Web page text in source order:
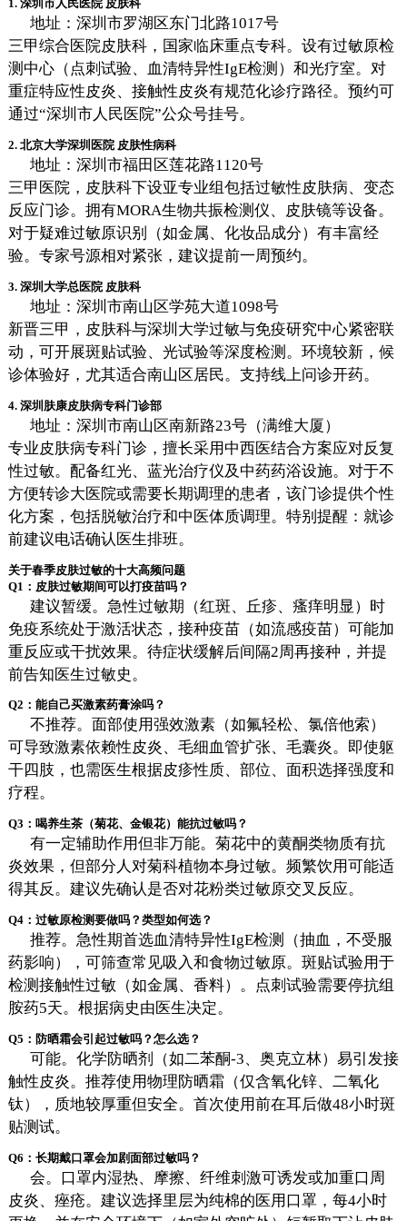
1. 深圳市人民医院 皮肤科
地址：深圳市罗湖区东门北路1017号
三甲综合医院皮肤科，国家临床重点专科。设有过敏原检
测中心（点刺试验、血清特异性IgE检测）和光疗室。对
重症特应性皮炎、接触性皮炎有规范化诊疗路径。预约可
通过“深圳市人民医院”公众号挂号。
2. 北京大学深圳医院 皮肤性病科
地址：深圳市福田区莲花路1120号
三甲医院，皮肤科下设亚专业组包括过敏性皮肤病、变态
反应门诊。拥有MORA生物共振检测仪、皮肤镜等设备。
对于疑难过敏原识别（如金属、化妆品成分）有丰富经
验。专家号源相对紧张，建议提前一周预约。
3. 深圳大学总医院 皮肤科
地址：深圳市南山区学苑大道1098号
新晋三甲，皮肤科与深圳大学过敏与免疫研究中心紧密联
动，可开展斑贴试验、光试验等深度检测。环境较新，候
诊体验好，尤其适合南山区居民。支持线上问诊开药。
4. 深圳肤康皮肤病专科门诊部
地址：深圳市南山区南新路23号（满维大厦）
专业皮肤病专科门诊，擅长采用中西医结合方案应对反复
性过敏。配备红光、蓝光治疗仪及中药药浴设施。对于不
方便转诊大医院或需要长期调理的患者，该门诊提供个性
化方案，包括脱敏治疗和中医体质调理。特别提醒：就诊
前建议电话确认医生排班。
关于春季皮肤过敏的十大高频问题
Q1：皮肤过敏期间可以打疫苗吗？
建议暂缓。急性过敏期（红斑、丘疹、瘙痒明显）时
免疫系统处于激活状态，接种疫苗（如流感疫苗）可能加
重反应或干扰效果。待症状缓解后间隔2周再接种，并提
前告知医生过敏史。
Q2：能自己买激素药膏涂吗？
不推荐。面部使用强效激素（如氟轻松、氯倍他索）
可导致激素依赖性皮炎、毛细血管扩张、毛囊炎。即使躯
干四肢，也需医生根据皮疹性质、部位、面积选择强度和
疗程。
Q3：喝养生茶（菊花、金银花）能抗过敏吗？
有一定辅助作用但非万能。菊花中的黄酮类物质有抗
炎效果，但部分人对菊科植物本身过敏。频繁饮用可能适
得其反。建议先确认是否对花粉类过敏原交叉反应。
Q4：过敏原检测要做吗？类型如何选？
推荐。急性期首选血清特异性IgE检测（抽血，不受服
药影响），可筛查常见吸入和食物过敏原。斑贴试验用于
检测接触性过敏（如金属、香料）。点刺试验需要停抗组
胺药5天。根据病史由医生决定。
Q5：防晒霜会引起过敏吗？怎么选？
可能。化学防晒剂（如二苯酮-3、奥克立林）易引发接
触性皮炎。推荐使用物理防晒霜（仅含氧化锌、二氧化
钛），质地较厚重但安全。首次使用前在耳后做48小时斑
贴测试。
Q6：长期戴口罩会加剧面部过敏吗？
会。口罩内湿热、摩擦、纤维刺激可诱发或加重口周
皮炎、痤疮。建议选择里层为纯棉的医用口罩，每4小时